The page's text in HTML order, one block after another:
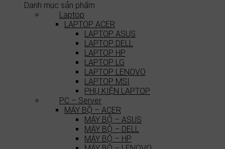
Danh mục sản phẩm
Laptop
LAPTOP ACER
LAPTOP ASUS
LAPTOP DELL
LAPTOP HP
LAPTOP LG
LAPTOP LENOVO
LAPTOP MSI
PHỤ KIỆN LAPTOP
PC – Server
MÁY BỘ – ACER
MÁY BỘ – ASUS
MÁY BỘ – DELL
MÁY BỘ – HP